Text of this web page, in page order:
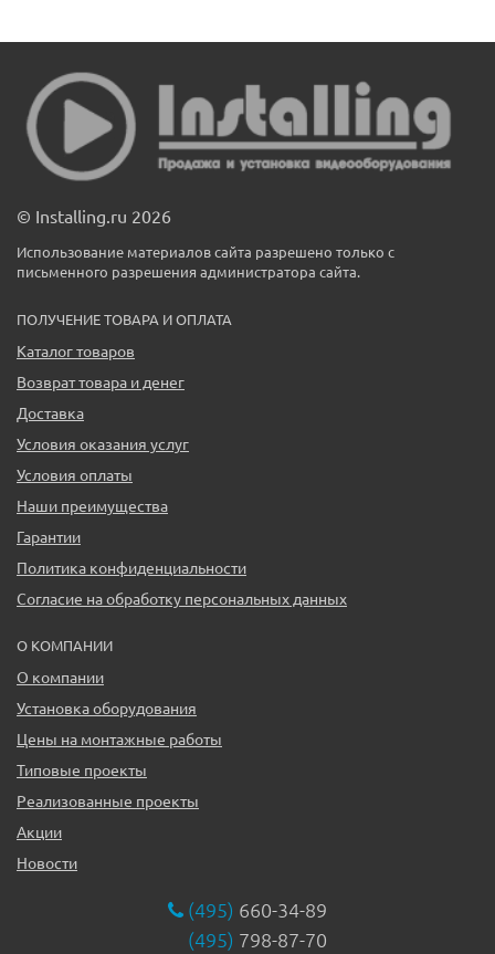
© Installing.ru 2026
Использование материалов сайта разрешено только с
письменного разрешения администратора сайта.
ПОЛУЧЕНИЕ ТОВАРА И ОПЛАТА
Каталог товаров
Возврат товара и денег
Доставка
Условия оказания услуг
Условия оплаты
Наши преимущества
Гарантии
Политика конфиденциальности
Согласие на обработку персональных данных
О КОМПАНИИ
О компании
Установка оборудования
Цены на монтажные работы
Типовые проекты
Реализованные проекты
Акции
Новости
(495) 660-34-89
(495) 798-87-70